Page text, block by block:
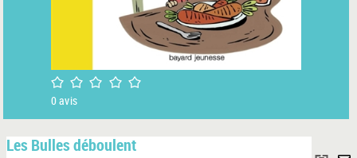
/5
0avis
Lien
Les Bulles déboulent